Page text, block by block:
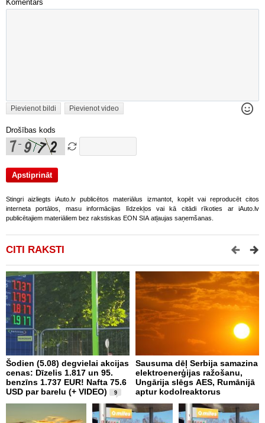
Komentārs
Pievienot bildi Pievienot video
Drošības kods
Stingri aizliegts iAuto.lv publicētos materiālus izmantot, kopēt vai reproducēt citos
interneta portālos, masu informācijas līdzekļos vai kā citādi rīkoties ar iAuto.lv
publicētajiem materiāliem bez rakstiskas EON SIA atļaujas saņemšanas.
CITI RAKSTI
Šodien (5.08) degvielai akcijas
cenas: Dīzelis 1.817 un 95.
benzīns 1.737 EUR! Nafta 75.6
USD par barelu (+ VIDEO)
9
Sausuma dēļ Serbija samazina
elektroenerģijas ražošanu,
Ungārija slēgs AES, Rumānijā
aptur kodolreaktorus